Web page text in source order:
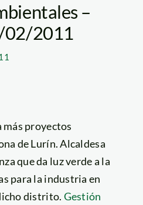
–
02/2011
proyectos
de Lurín. Alcaldesa
que da luz verde a la
para la industria en
distrito. Gestión